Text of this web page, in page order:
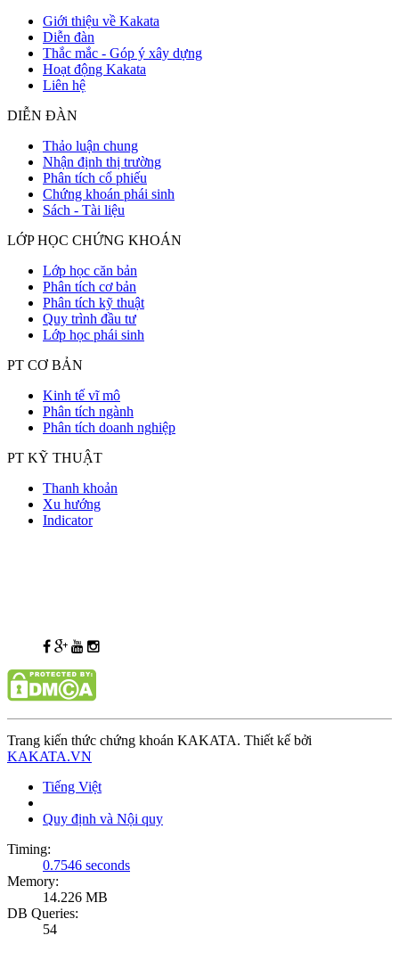
Giới thiệu về Kakata
Diễn đàn
Thắc mắc - Góp ý xây dựng
Hoạt động Kakata
Liên hệ
DIỄN ĐÀN
Thảo luận chung
Nhận định thị trường
Phân tích cổ phiếu
Chứng khoán phái sinh
Sách - Tài liệu
LỚP HỌC CHỨNG KHOÁN
Lớp học căn bản
Phân tích cơ bản
Phân tích kỹ thuật
Quy trình đầu tư
Lớp học phái sinh
PT CƠ BẢN
Kinh tế vĩ mô
Phân tích ngành
Phân tích doanh nghiệp
PT KỸ THUẬT
Thanh khoản
Xu hướng
Indicator
Trang kiến thức chứng khoán KAKATA. Thiết kế bởi
KAKATA.VN
Tiếng Việt
Quy định và Nội quy
Timing:
0.7546 seconds
Memory:
14.226 MB
DB Queries:
54